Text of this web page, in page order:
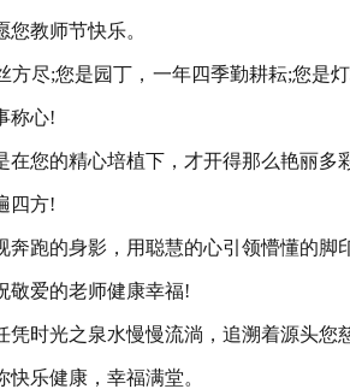
教师节快乐。
方尽;您是园丁，一年四季勤耕耘;您是
称心!
在您的精心培植下，才开得那么艳丽
四方!
奔跑的身影，用聪慧的心引领懵懂的
敬爱的老师健康幸福!
凭时光之泉水慢慢流淌，追溯着源头
乐健康，幸福满堂。